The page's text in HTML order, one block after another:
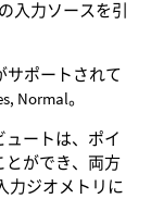
入力ソースを引
サポートされて
Normal。
ートは、ポイ
とができ、両方
力ジオメトリに